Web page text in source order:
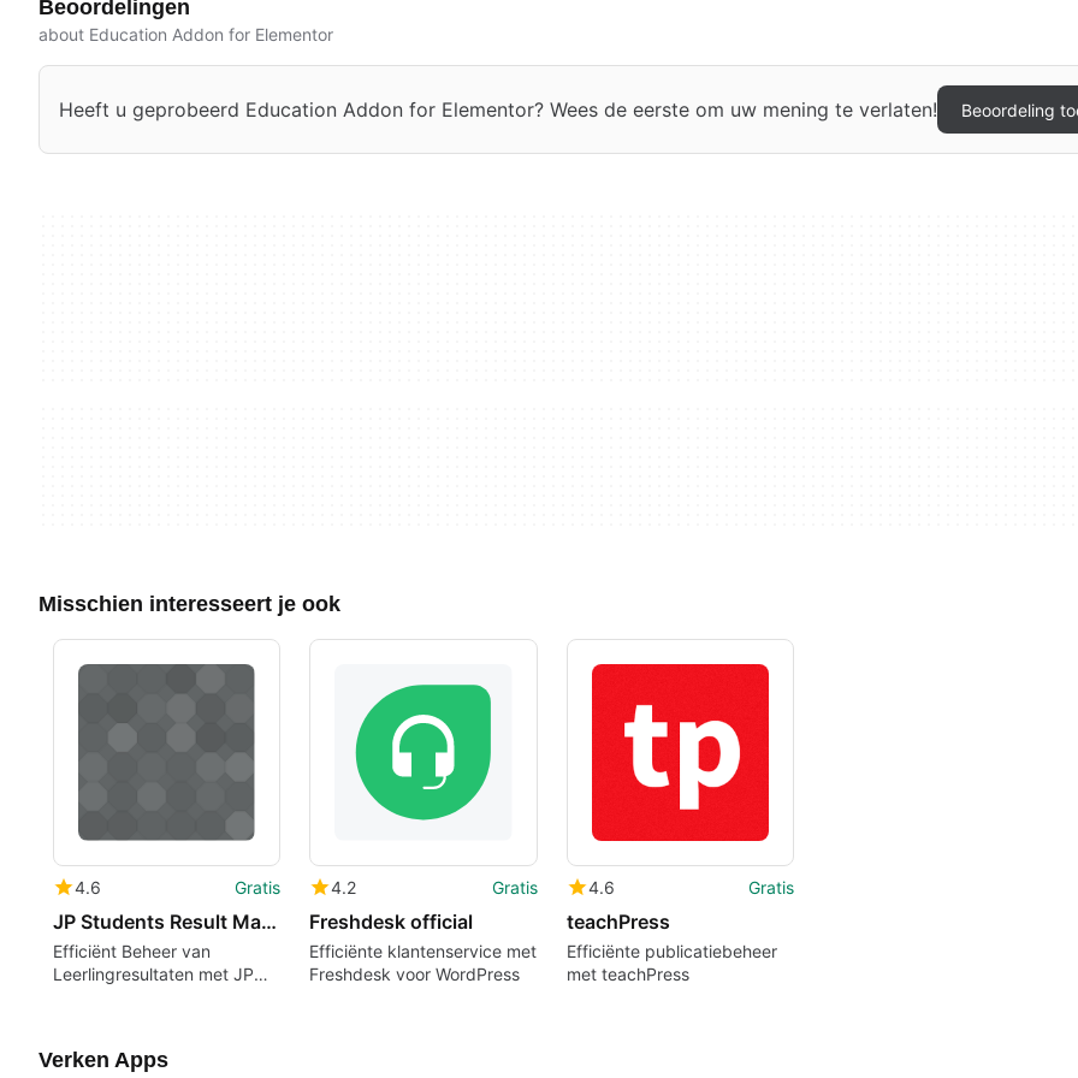
Beoordelingen
about Education Addon for Elementor
Heeft u geprobeerd Education Addon for Elementor? Wees de eerste om uw mening te verlaten! Beoordeling
Misschien interesseert je ook
4.6 Gratis
JP Students Result Management System
Efficiënt Beheer van
Leerlingresultaten met JP
4.2 Gratis
Freshdesk official
Efficiënte klantenservice met
Freshdesk voor WordPress
4.6 Gratis
teachPress
Efficiënte publicatiebeheer
met teachPress
Verken Apps